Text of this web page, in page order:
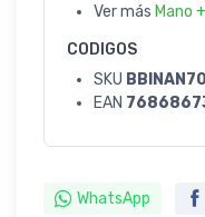
Ver más Mano
CODIGOS
SKU
EAN
WhatsApp